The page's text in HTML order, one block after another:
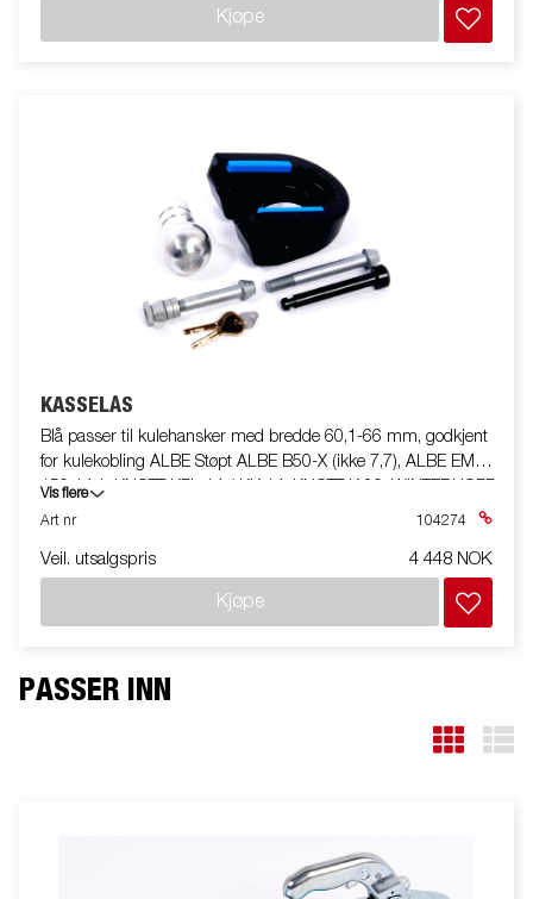
Kjøpe
KASSELÅS
Blå passer til kulehansker med bredde 60,1-66 mm, godkjent
for kulekobling ALBE Støpt ALBE B50-X (ikke 7,7), ALBE EM
150 14,1, KNOTT KFL 14 / KK 14, KNOTT K 20, WINTERHOFF
B50-X S150, WINTERHOFF WW 13/14, WINTERHOFF WW
avstandsstykker.
Vis flere
Art nr
104274
Veil. utsalgspris 4 448 NOK
Kjøpe
PASSER INN